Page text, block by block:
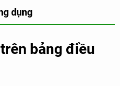
dụng
bảng điều